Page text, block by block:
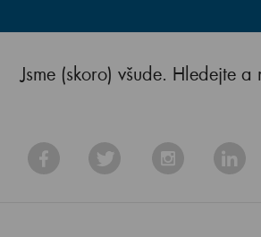
Jsme (skoro) všude. Hledejte